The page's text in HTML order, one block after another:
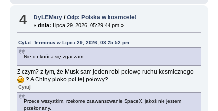
4 DyLEMaty /Odp: Polska w kosmosie!
«dnia: Lipca 29, 2026, 05:29:44 pm »
Cytat: Terminus w Lipca 29, 2026, 03:25:52 pm
Nie do końca się zgadzam.
Z czym? z tym, że Musk sam jeden robi połowę ruchu kosmicznego
? A Chiny pioko pół tej połowy?
Cytuj
Przede wszystkim, rzekome zaawansowanie SpaceX, jakoś nie jestem
przekonany.